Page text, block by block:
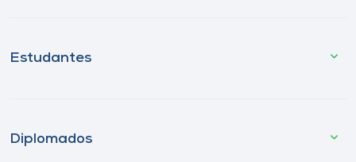
Estudantes
Diplomados